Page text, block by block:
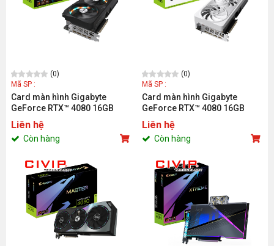
(0)
Mã SP :
Card màn hình Gigabyte
GeForce RTX™ 4080 16GB
GAMING OC (GV-
N4080GAMING OC-16GD)
Liên hệ
Còn hàng
(0)
Mã SP :
Card màn hình Gigabyte
GeForce RTX™ 4080 16GB
AERO OC (GV-N4080AERO OC-
16GD)
Liên hệ
Còn hàng